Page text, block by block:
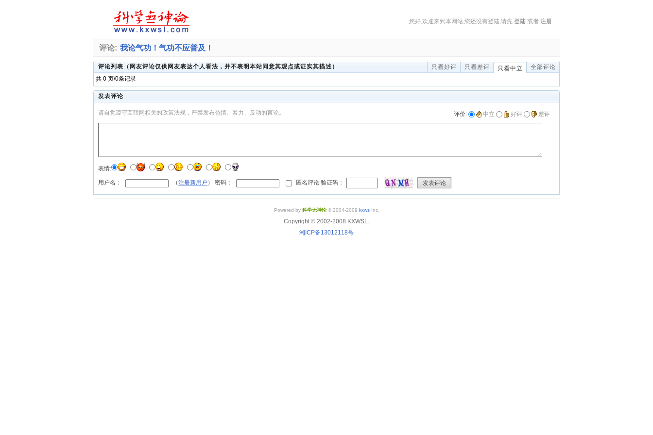
您好,欢迎来到本网站,您还没有登陆,请先 登陆 或者 注册 .
评论: 我论气功！气功不应普及！
评论列表（网友评论仅供网友表达个人看法，并不表明本站同意其观点或证实其描述） 只看好评 只看差评 只看中立
全部评论
共 0 页/0条记录
发表评论
请自觉遵守互联网相关的政策法规，严禁发布色情、暴力、反动的言论。 评价: 中立 好评 差评
表情:
用户名： （注册新用户 ） 密码： 匿名评论 验证码： 发表评论
Powered by 科学无神论© 2004-2009 kxwsInc.
Copyright © 2002-2008 KXWSL.
湘ICP备13012118号